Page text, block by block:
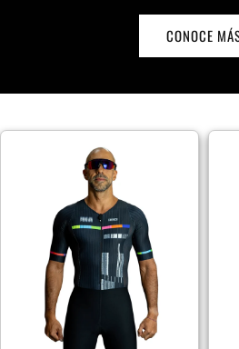
CONOCE